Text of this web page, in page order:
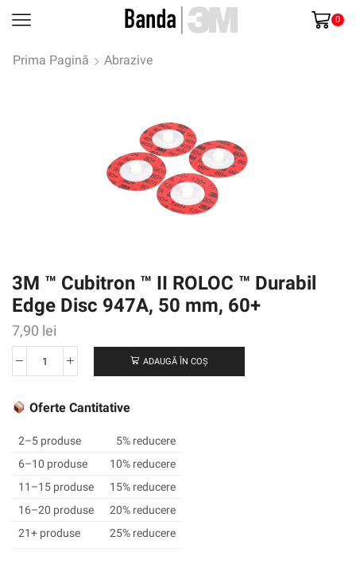
0
Prima Pagină Abrazive
3M ™ Cubitron ™ II ROLOC ™ Durabil
Edge Disc 947A, 50 mm, 60+
7,90 lei
Cantitate
™
™
ROLOC
™
Durabil
Edge
ADAUGĂ ÎN COȘ
Oferte Cantitative
2–5 produse
5% reducere
6–10 produse
10% reducere
11–15 produse
15% reducere
16–20 produse
20% reducere
21+ produse
25% reducere